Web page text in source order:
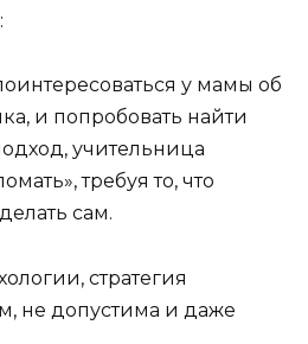
у мамы об
и попробовать найти
учительница
требуя то, что
сам.
стратегия
не допустима и даже